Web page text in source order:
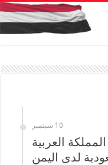
10 سبتمبر
العربية
لدى اليمن